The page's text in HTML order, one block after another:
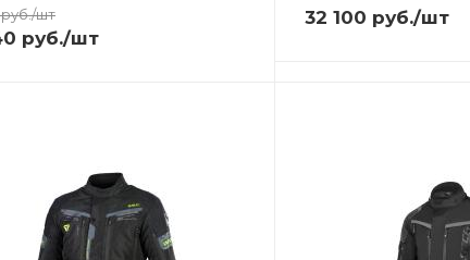
/шт
руб./шт
32 100 руб./шт